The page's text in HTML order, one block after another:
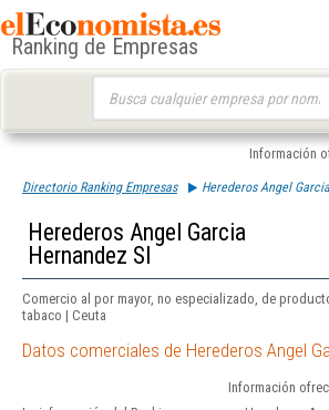
Ranking de Empresas
Información
Directorio Ranking Empresas Herederos Angel
Herederos Angel Garcia
Hernandez Sl
Comercio al por mayor, no especializado, de
tabaco | Ceuta
Datos comerciales de Herederos Angel
Información